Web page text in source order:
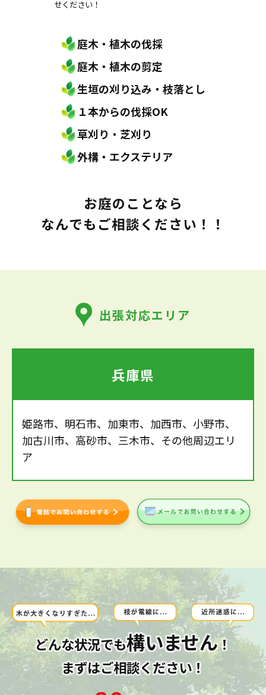
せください！
庭木・植木の伐採
庭木・植木の剪定
生垣の刈り込み・枝落とし
１本からの伐採OK
草刈り・芝刈り
外構・エクステリア
お庭のことなら
なんでもご相談ください！！
出張対応エリア
兵庫県
姫路市、明石市、加東市、加西市、小野市、
加古川市、高砂市、三木市、その他周辺エリ
ア
どんな状況でも構いません！
まずはご相談ください！